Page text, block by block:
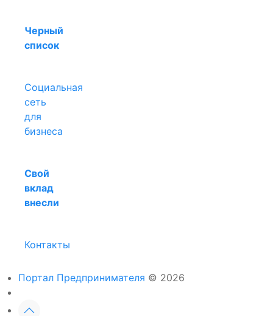
Черный
список
Социальная
сеть
для
бизнеса
Свой
вклад
внесли
Контакты
Портал Предпринимателя © 2026